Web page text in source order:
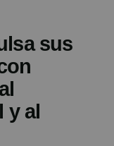
sus
y al